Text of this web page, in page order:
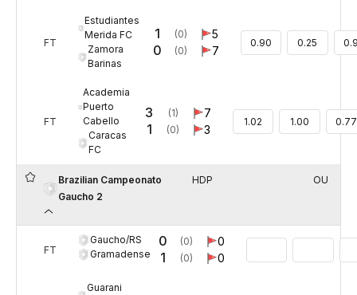
FT
Estudiantes
Merida FC
Zamora
Barinas
1
0
(0)
(0)
5
7
0.90 0.25
FT
Academia
Puerto
Cabello
Caracas
FC
3
1
(1)
(0)
7
3
1.02 1.00 0.77
Brazilian Campeonato
Gaucho 2
HDP OU
FT
Gaucho/RS
Gramadense
0
1
(0)
(0)
0
0
Guarani